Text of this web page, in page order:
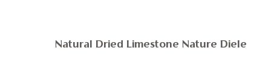
Natural Dried Limestone Nature Diele